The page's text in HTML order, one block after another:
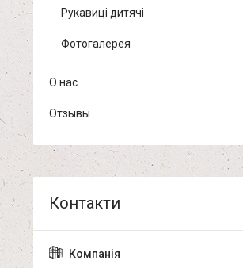
Рукавиці дитячі
Фотогалерея
О нас
Отзывы